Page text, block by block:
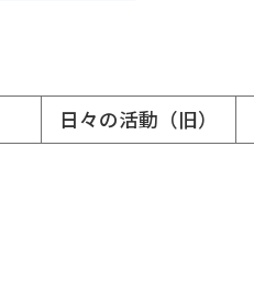
日々の活動（旧）